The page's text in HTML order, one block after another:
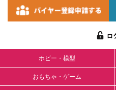
ホビー・模型
おもちゃ・ゲーム